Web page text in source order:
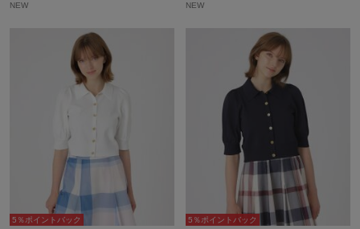
NEW NEW
5％ポイントバック
5％ポイントバック